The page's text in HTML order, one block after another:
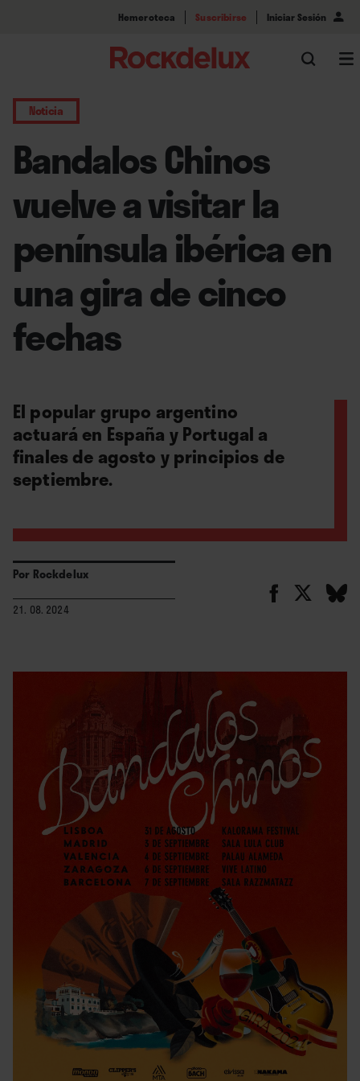
Hemeroteca Suscribirse Iniciar Sesión
Noticia
Bandalos Chinos
vuelve a visitar la
península ibérica en
una gira de cinco
fechas
El popular grupo argentino
actuará en España y Portugal a
finales de agosto y principios de
septiembre.
Por Rockdelux
21. 08. 2024